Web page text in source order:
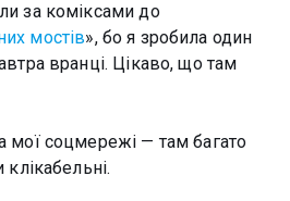
за коміксами до
мостів», бо я зробила один
вранці. Цікаво, що там
мої соцмережі — там багато
клікабельні.